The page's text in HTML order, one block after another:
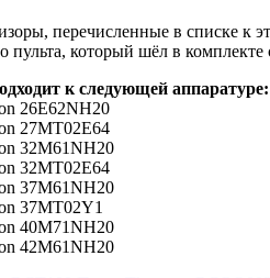
перечисленные в списке к
пульта, который шёл в
к следующей аппаратуре:
26E62NH20
27MT02E64
32M61NH20
32MT02E64
37M61NH20
37MT02Y1
40M71NH20
42M61NH20